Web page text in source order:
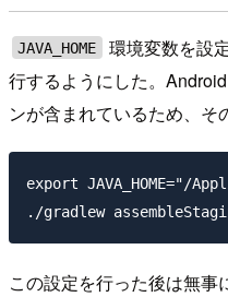
JAVA_HOME
環境変数を設
行するようにした。
ンが含まれているため、そ
export JAVA_HOME="/
この設定を行った後は無事